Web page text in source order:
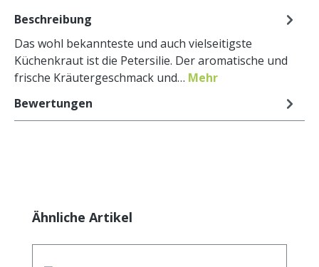
Beschreibung
Das wohl bekannteste und auch vielseitigste
Küchenkraut ist die Petersilie. Der aromatische und
frische Kräutergeschmack und… Mehr
Bewertungen
Produktgalerie überspringen
Ähnliche Artikel